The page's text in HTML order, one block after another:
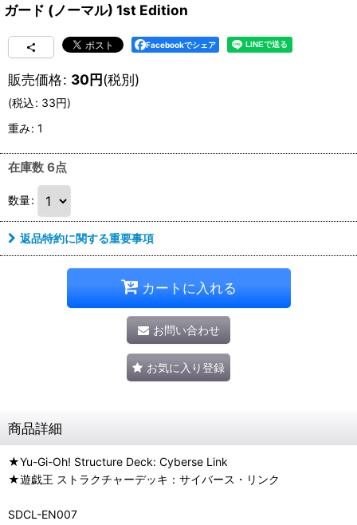
ガード (ノーマル) 1st Edition
Facebookでシェア
販売価格: 30円(税別)
(税込: 33円)
重み: 1
在庫数 6点
数量:
返品特約に関する重要事項
カートに入れる
お問い合わせ
お気に入り登録
商品詳細
★Yu-Gi-Oh! Structure Deck: Cyberse Link
★遊戯王 ストラクチャーデッキ：サイバース・リンク
SDCL-EN007